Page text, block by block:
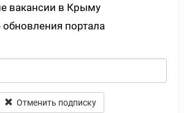
вакансии в Крыму
обновления портала
Отменить подписку